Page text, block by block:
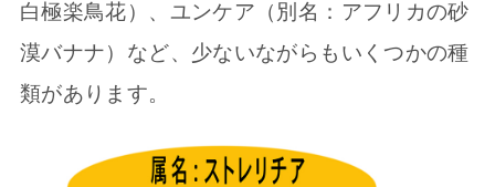
白極楽鳥花）、ユンケア（別名：アフリカの砂
漠バナナ）など、少ないながらもいくつかの種
類があります。